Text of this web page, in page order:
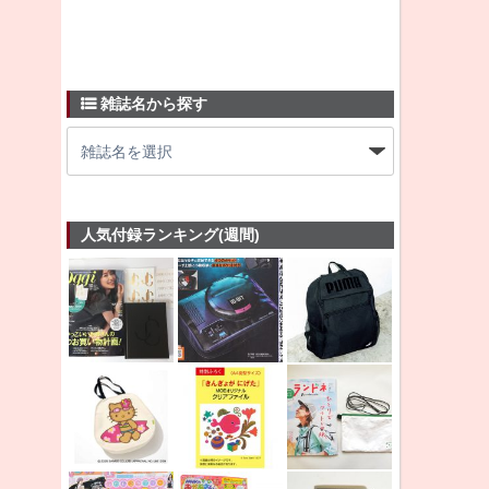
雑誌名から探す
人気付録ランキング(週間)